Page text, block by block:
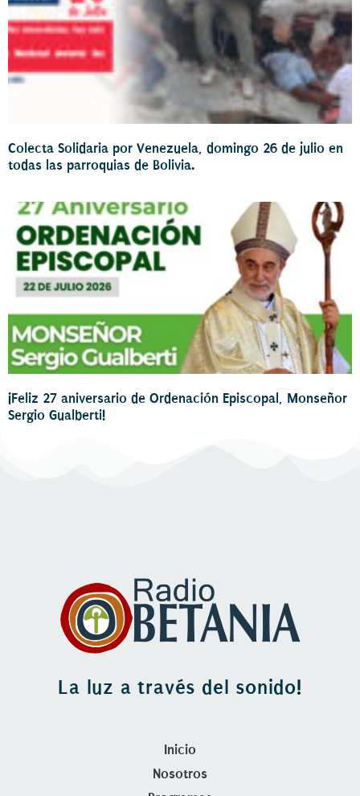
Colecta Solidaria por Venezuela, domingo 26 de julio en
todas las parroquias de Bolivia.
¡Feliz 27 aniversario de Ordenación Episcopal, Monseñor
Sergio Gualberti!
La luz a través del sonido!
Inicio
Nosotros